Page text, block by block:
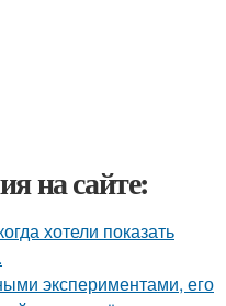
на сайте:
хотели показать
экспериментами, его